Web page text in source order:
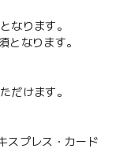
なります。
となります。
だけます。
プレス・カード